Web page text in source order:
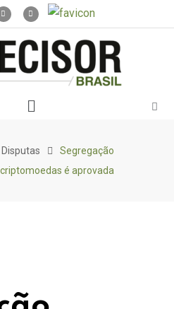
Disputas
Segregação
é aprovada